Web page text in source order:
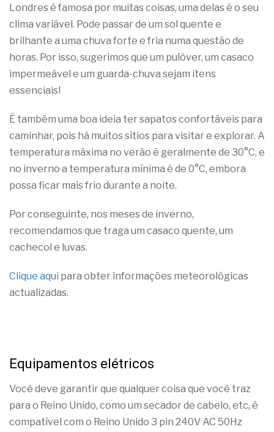
Londres é famosa por muitas coisas, uma delas é o seu
clima variável. Pode passar de um sol quente e
brilhante a uma chuva forte e fria numa questão de
horas. Por isso, sugerimos que um pulôver, um casaco
impermeável e um guarda-chuva sejam itens
essenciais!
É também uma boa ideia ter sapatos confortáveis para
caminhar, pois há muitos sítios para visitar e explorar. A
temperatura máxima no verão é geralmente de 30°C, e
no inverno a temperatura mínima é de 0°C, embora
possa ficar mais frio durante a noite.
Por conseguinte, nos meses de inverno,
recomendamos que traga um casaco quente, um
cachecol e luvas.
Clique aqui para obter informações meteorológicas
actualizadas.
Equipamentos elétricos
Você deve garantir que qualquer coisa que você traz
para o Reino Unido, como um secador de cabelo, etc, é
compatível com o Reino Unido 3 pin 240V AC 50Hz